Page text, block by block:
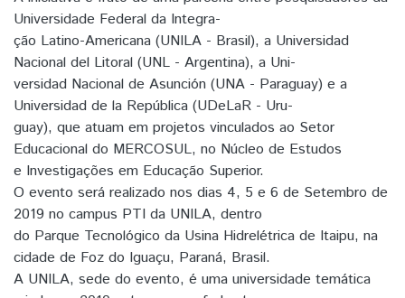
Universidade Federal da Integra-
ção Latino-Americana (UNILA - Brasil), a Universidad
Nacional del Litoral (UNL - Argentina), a Uni-
versidad Nacional de Asunción (UNA - Paraguay) e a
Universidad de la República (UDeLaR - Uru-
guay), que atuam em projetos vinculados ao Setor
Educacional do MERCOSUL, no Núcleo de Estudos
e Investigações em Educação Superior.
O evento será realizado nos dias 4, 5 e 6 de Setembro de
2019 no campus PTI da UNILA, dentro
do Parque Tecnológico da Usina Hidrelétrica de Itaipu, na
cidade de Foz do Iguaçu, Paraná, Brasil.
A UNILA, sede do evento, é uma universidade temática